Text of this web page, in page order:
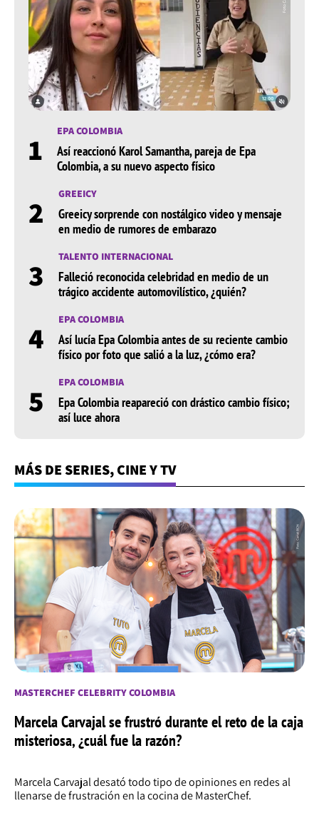
1 EPA COLOMBIA
Así reaccionó Karol Samantha, pareja de Epa
Colombia, a su nuevo aspecto físico
2 GREEICY
Greeicy sorprende con nostálgico video y mensaje
en medio de rumores de embarazo
3 TALENTO INTERNACIONAL
Falleció reconocida celebridad en medio de un
trágico accidente automovilístico, ¿quién?
4 EPA COLOMBIA
Así lucía Epa Colombia antes de su reciente cambio
físico por foto que salió a la luz, ¿cómo era?
5 EPA COLOMBIA
Epa Colombia reapareció con drástico cambio físico;
así luce ahora
MÁS DE SERIES, CINE Y TV
MASTERCHEF CELEBRITY COLOMBIA
Marcela Carvajal se frustró durante el reto de la caja
misteriosa, ¿cuál fue la razón?
Marcela Carvajal desató todo tipo de opiniones en redes al
llenarse de frustración en la cocina de MasterChef.